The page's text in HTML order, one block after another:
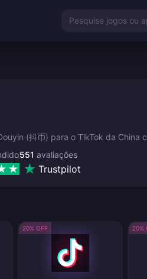
Pesquise jogos ou
(抖币) para o TikTok da
551 avaliações
Trustpilot
20% OFF 20%